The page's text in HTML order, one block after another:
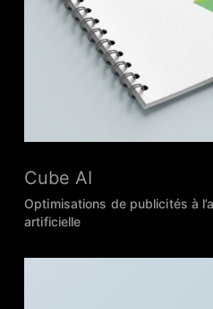
Cube AI
Optimisations de publicités à
artificielle